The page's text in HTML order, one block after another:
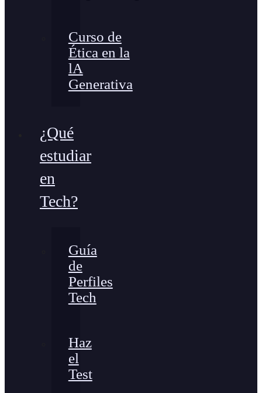
Curso de
Ética en la
lA
Generativa
¿Qué
estudiar
en
Tech?
Guía
de
Perfiles
Tech
Haz
el
Test